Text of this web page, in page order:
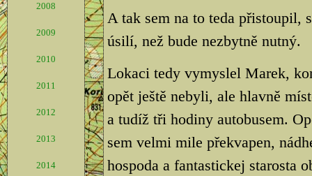
2008
2009
2010
2011
2012
2013
2014
A tak sem na to teda přistoupil,
úsilí, než bude nezbytně nutný.
Lokaci tedy vymyslel Marek,
opět ještě nebyli, ale hlavně
a tudíž tři hodiny autobusem.
sem velmi mile překvapen,
hospoda a fantastickej starosta